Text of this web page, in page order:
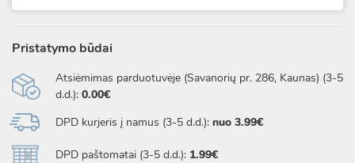
Pristatymo būdai
Atsiėmimas parduotuvėje (Savanorių pr. 286, Kaunas) (3-5
d.d.): 0.00€
DPD kurjeris į namus (3-5 d.d.): nuo 3.99€
DPD paštomatai (3-5 d.d.): 1.99€